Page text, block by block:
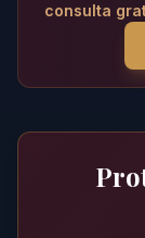
consulta